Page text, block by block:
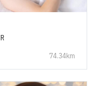
74.34km